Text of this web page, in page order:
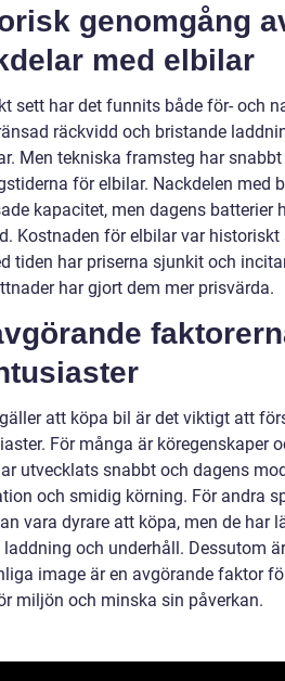
genomgång
med elbilar
sett har det funnits både för- och
räckvidd och bristande
Men tekniska framsteg har
för elbilar. Nackdelen med
kapacitet, men dagens batterier
Kostnaden för elbilar var
tiden har priserna sjunkit och
har gjort dem mer prisvärda.
att köpa bil är det viktigt att
För många är köregenskaper
utvecklats snabbt och dagens
och smidig körning. För andra
vara dyrare att köpa, men de har
och underhåll. Dessutom
image är en avgörande faktor
miljön och minska sin påverkan.